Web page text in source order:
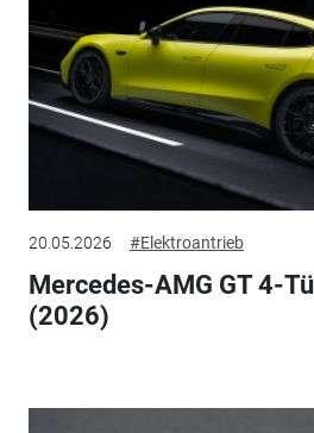
20.05.2026 #Elektroantrieb
Mercedes-AMG GT 4-
(2026)